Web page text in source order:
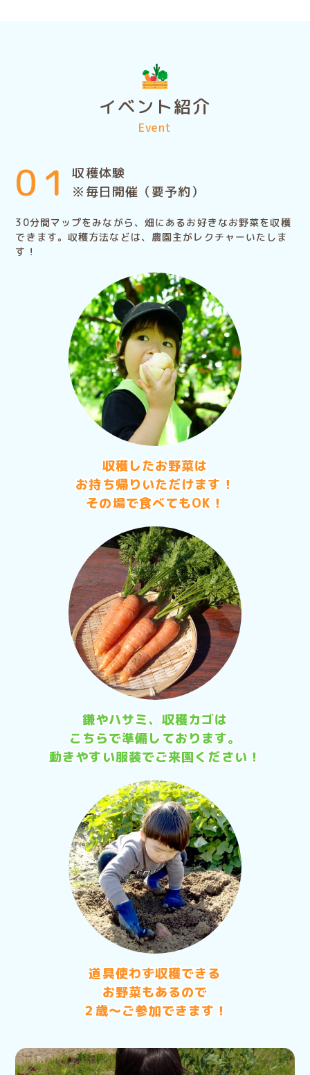
イベント紹介
Event
0１収穫体験
※毎日開催（要予約）
30分間マップをみながら、畑にあるお好きなお野菜を収穫
できます。収穫方法などは、農園主がレクチャーいたしま
す！
収穫したお野菜は
お持ち帰りいただけます！
その場で食べてもOK！
鎌やハサミ、収穫カゴは
こちらで準備しております。
動きやすい服装でご来園ください！
道具使わず収穫できる
お野菜もあるので
２歳〜ご参加できます！